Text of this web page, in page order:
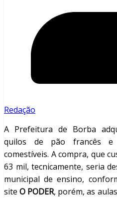
Redação
A Prefeitura de Borba
quilos de pão francês e
comestíveis. A compra, que
63 mil, tecnicamente, seria
municipal de ensino,
siteO PODER, porém, as